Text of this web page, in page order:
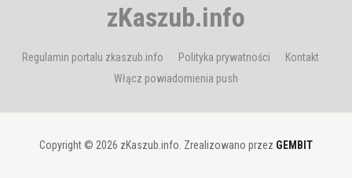
zKaszub.info
Regulamin portalu zkaszub.info Polityka prywatności
Kontakt
Włącz powiadomienia push
Copyright © 2026 zKaszub.info. Zrealizowano przez GEMBIT